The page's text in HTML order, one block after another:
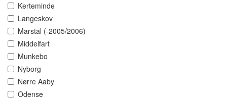
Kerteminde
Langeskov
Marstal (-2005/2006)
Middelfart
Munkebo
Nyborg
Nørre Aaby
Odense